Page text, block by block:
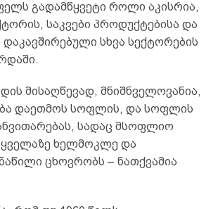
გადამწყვეტი როლი აკისრია,
საკვები პროდუქტებისა და
სხვა სექტორების
მისაღწევად, მნიშნველოვანია,
დაეთმოს სოფლის, და სოფლის
სადაც მსოფლიო
ხელმოკლე და
ცხოვრობს – ნათქვამია